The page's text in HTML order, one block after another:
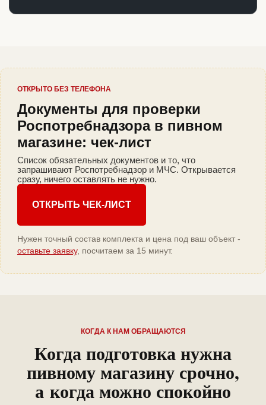
ОТКРЫТО БЕЗ ТЕЛЕФОНА
Документы для проверки
Роспотребнадзора в пивном
магазине: чек-лист
Список обязательных документов и то, что
запрашивают Роспотребнадзор и МЧС. Открывается
сразу, ничего оставлять не нужно.
ОТКРЫТЬ ЧЕК-ЛИСТ
Нужен точный состав комплекта и цена под ваш объект -
оставьте заявку, посчитаем за 15 минут.
КОГДА К НАМ ОБРАЩАЮТСЯ
Когда подготовка нужна
пивному магазину срочно,
а когда можно спокойно